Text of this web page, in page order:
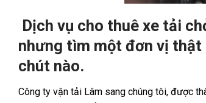
Dịch vụ cho thuê xe tải
nhưng tìm một đơn vị
chút nào.
Công ty vận tải Lâm sang chúng tôi, được